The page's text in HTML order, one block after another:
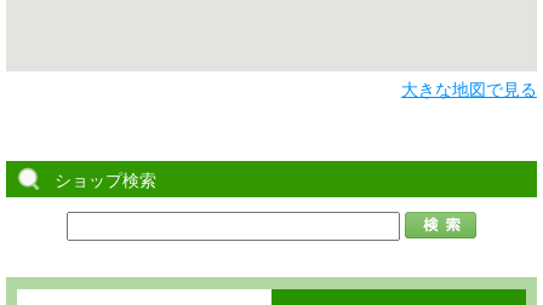
大きな地図で見る
ショップ検索